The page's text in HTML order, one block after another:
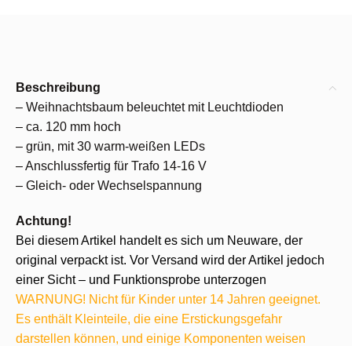
Beschreibung
– Weihnachtsbaum beleuchtet mit Leuchtdioden
– ca. 120 mm hoch
– grün, mit 30 warm-weißen LEDs
– Anschlussfertig für Trafo 14-16 V
– Gleich- oder Wechselspannung
Achtung!
Bei diesem Artikel handelt es sich um Neuware, der
original verpackt ist. Vor Versand wird der Artikel jedoch
einer Sicht – und Funktionsprobe unterzogen
WARNUNG! Nicht für Kinder unter 14 Jahren geeignet.
Es enthält Kleinteile, die eine Erstickungsgefahr
darstellen können, und einige Komponenten weisen